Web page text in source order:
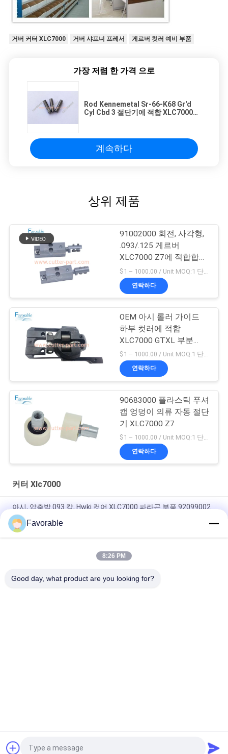
거버 커터 XLC7000 거버 샤프너 프레서 게르버 컷러 예비 부품
가장 저렴 한 가격 으로
Rod Kennemetal Sr-66-K68 Gr'd
Cyl Cbd 3 절단기에 적합 XLC7000
계속하다
상위 제품
91002000 회전, 사각형,
.093/.125 게르버
XLC7000 Z7에 적합합니
다
연락하다
OEM 아시 롤러 가이드
하부 컷러에 적합
XLC7000 GTXL 부분
94065000
$1 – 1000.00 / Unit MOQ:1 단위/단위 Negociate
연락하다
90683000 플라스틱 푸셔
캡 엉덩이 의류 자동 절단
기 XLC7000 Z7
$1 – 1000.00 / Unit MOQ:1 단위/단위 Negociate
연락하다
커터 Xlc7000
아시, 압축발.093 칼, Hwki 컷어 XLC7000 파라곤 부품 92099002
90565000 벨트 클램프 CAP 모바일 자동 커터 XLC7000 / Z7에 적
합
Wendon W40-3-104 로터 슬라이프링 자동 절단기 XCL7000 부품
Favorable
8:26 PM
Good day, what product are you looking for?